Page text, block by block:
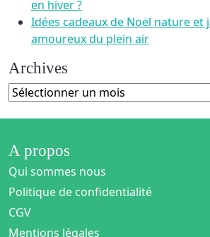
en hiver ?
Idées cadeaux de Noël nature et
amoureux du plein air
Archives
Archives
A propos
Qui sommes nous
Politique de confidentialité
CGV
Mentions légales